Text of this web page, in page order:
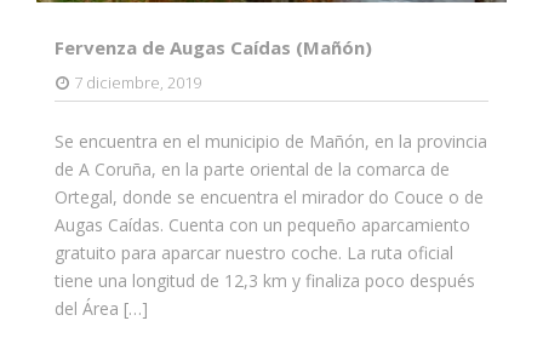
Fervenza de Augas Caídas (Mañón)
7 diciembre, 2019
Se encuentra en el municipio de Mañón, en la provincia
de A Coruña, en la parte oriental de la comarca de
Ortegal, donde se encuentra el mirador do Couce o de
Augas Caídas. Cuenta con un pequeño aparcamiento
gratuito para aparcar nuestro coche. La ruta oficial
tiene una longitud de 12,3 km y finaliza poco después
del Área […]